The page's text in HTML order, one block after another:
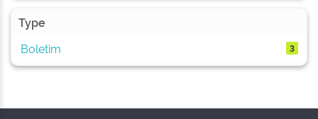
Type
Boletim
3